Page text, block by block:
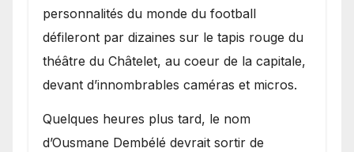
personnalités du monde du football
défileront par dizaines sur le tapis rouge du
théâtre du Châtelet, au coeur de la capitale,
devant d’innombrables caméras et micros.
Quelques heures plus tard, le nom
d’Ousmane Dembélé devrait sortir de